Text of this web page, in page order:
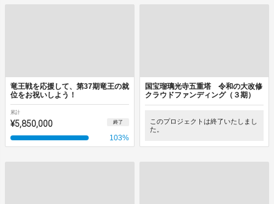
竜王戦を応援して、第37期竜王の就
位をお祝いしよう！
累計
¥5,850,000 終了
103%
国宝瑠璃光寺五重塔 令和の大改修
クラウドファンディング（３期）
このプロジェクトは終了いたしまし
た。